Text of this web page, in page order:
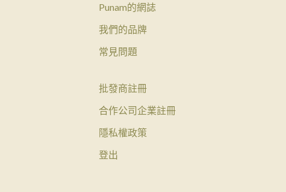
Punam的網誌
我們的品牌
常見問題
批發商註冊
合作公司企業註冊
隱私權政策
登出